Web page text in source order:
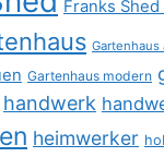
Franks
Gartenhaus
Gartenhaus modern
handwerk
heimwerker